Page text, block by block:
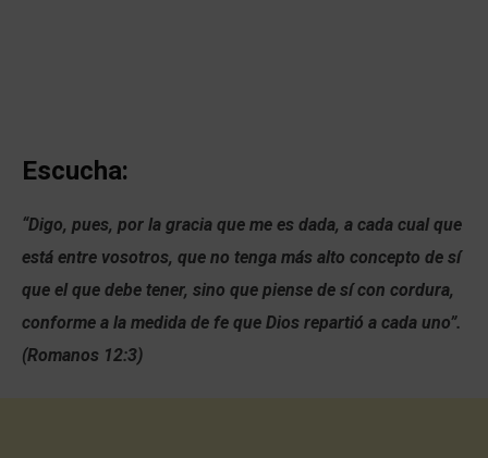
Escucha:
“Digo, pues, por la gracia que me es dada, a cada cual que
está entre vosotros, que no tenga más alto concepto de sí
que el que debe tener, sino que piense de sí con cordura,
conforme a la medida de fe que Dios repartió a cada uno”.
(Romanos 12:3)